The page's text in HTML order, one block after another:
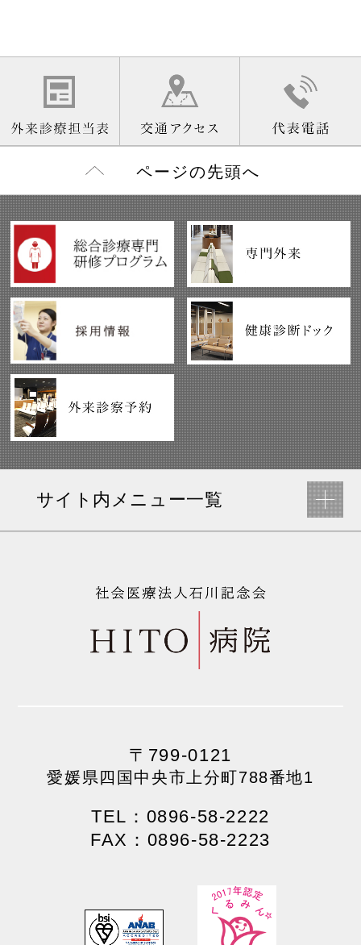
ページの先頭へ
サイト内メニュー一覧
〒799-0121
愛媛県四国中央市上分町788番地1
TEL：0896-58-2222
FAX：0896-58-2223